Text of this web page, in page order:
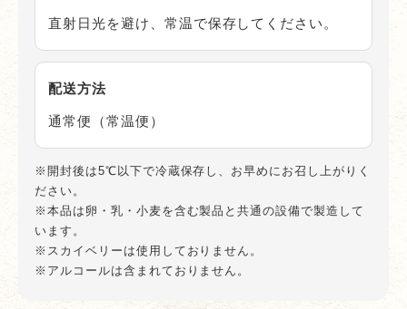
直射日光を避け、常温で保存してください。
配送方法
通常便（常温便）
※開封後は5℃以下で冷蔵保存し、お早めにお召し上がりく
ださい。
※本品は卵・乳・小麦を含む製品と共通の設備で製造して
います。
※スカイベリーは使用しておりません。
※アルコールは含まれておりません。